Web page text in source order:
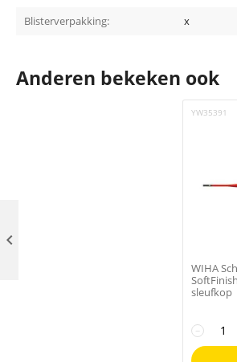
Blisterverpakking:
x
Anderen bekeken ook
YW35391
WIHA
sleufkop
−
